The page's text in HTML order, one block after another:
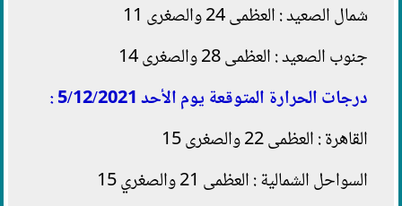
شمال الصعيد : العظمى 24 والصغرى 11
جنوب الصعيد : العظمى 28 والصغرى 14
درجات الحرارة المتوقعة يوم الأحد 5/12/2021 :
القاهرة : العظمى 22 والصغرى 15
السواحل الشمالية : العظمى 21 والصغري 15